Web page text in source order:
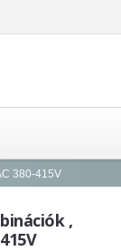
380-415V
,